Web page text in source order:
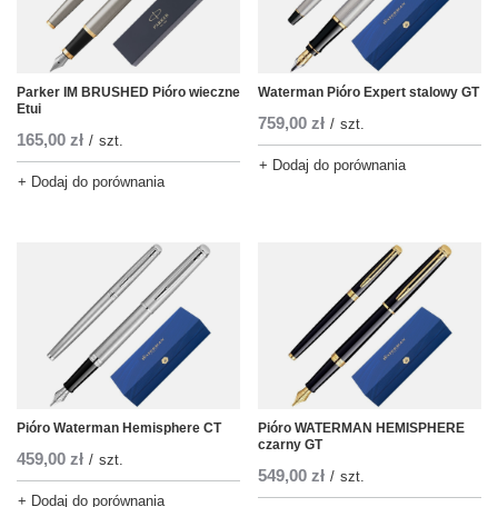
Parker IM BRUSHED Pióro wieczne
Etui
165,00 zł / szt.
+ Dodaj do porównania
Waterman Pióro Expert stalowy GT
759,00 zł / szt.
+ Dodaj do porównania
Pióro Waterman Hemisphere CT
459,00 zł / szt.
+ Dodaj do porównania
Pióro WATERMAN HEMISPHERE
czarny GT
549,00 zł / szt.